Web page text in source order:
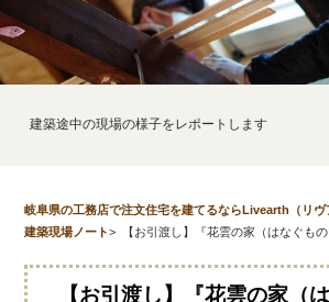
建築途中の現場の様子をレポートします
岐阜県の工務店で注文住宅を建てるならLivearth（リヴ
建築現場ノート> 【お引渡し】『花雲の家（はなぐもの
【お引渡し】『花雲の家（